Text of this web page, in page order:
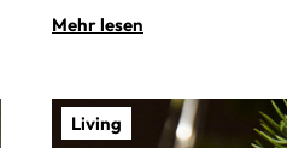
Mehr lesen
Living